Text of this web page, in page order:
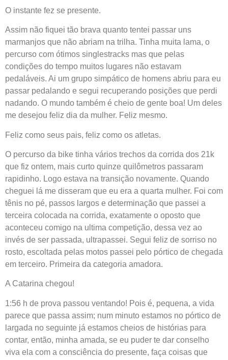
O instante fez se presente.
Assim não fiquei tão brava quanto tentei passar uns
marmanjos que não abriam na trilha. Tinha muita lama, o
percurso com ótimos singlestracks mas que pelas
condições do tempo muitos lugares não estavam
pedaláveis. Ai um grupo simpático de homens abriu para eu
passar pedalando e segui recuperando posições que perdi
nadando. O mundo também é cheio de gente boa! Um deles
me desejou feliz dia da mulher. Feliz mesmo.
Feliz como seus pais, feliz como os atletas.
O percurso da bike tinha vários trechos da corrida dos 21k
que fiz ontem, mais curto quinze quilômetros passaram
rapidinho. Logo estava na transição novamente. Quando
cheguei lá me disseram que eu era a quarta mulher. Foi com
tênis no pé, passos largos e determinação que passei a
terceira colocada na corrida, exatamente o oposto que
aconteceu comigo na ultima competição, dessa vez ao
invés de ser passada, ultrapassei. Segui feliz de sorriso no
rosto, escoltada pelas motos passei pelo pórtico de chegada
em terceiro. Primeira da categoria amadora.
A Catarina chegou!
1:56 h de prova passou ventando! Pois é, pequena, a vida
parece que passa assim; num minuto estamos no pórtico de
largada no seguinte já estamos cheios de histórias para
contar, então, minha amada, se eu puder te dar conselho
viva ela com a consciência do presente, faça coisas que